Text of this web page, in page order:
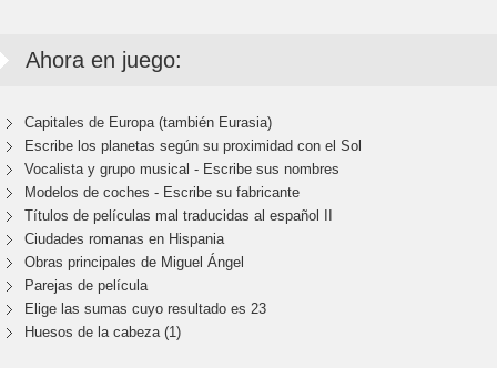
Ahora en juego:
Capitales de Europa (también Eurasia)
Escribe los planetas según su proximidad con el Sol
Vocalista y grupo musical - Escribe sus nombres
Modelos de coches - Escribe su fabricante
Títulos de películas mal traducidas al español II
Ciudades romanas en Hispania
Obras principales de Miguel Ángel
Parejas de película
Elige las sumas cuyo resultado es 23
Huesos de la cabeza (1)